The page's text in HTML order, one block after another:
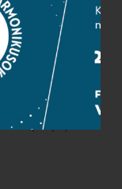
1. (Müpa)